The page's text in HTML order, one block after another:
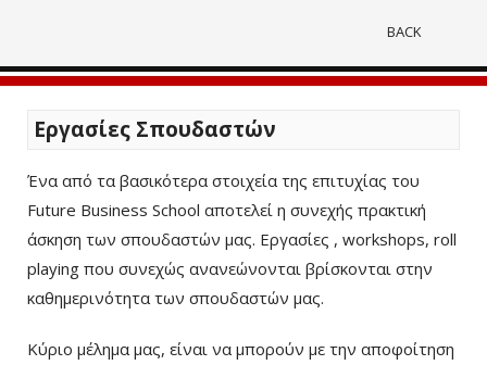
BACK
Εργασίες Σπουδαστών
Ένα από τα βασικότερα στοιχεία της επιτυχίας του
Future Business School αποτελεί η συνεχής πρακτική
άσκηση των σπουδαστών μας. Εργασίες , workshops, roll
playing που συνεχώς ανανεώνονται βρίσκονται στην
καθημερινότητα των σπουδαστών μας.
Κύριο μέλημα μας, είναι να μπορούν με την αποφοίτηση